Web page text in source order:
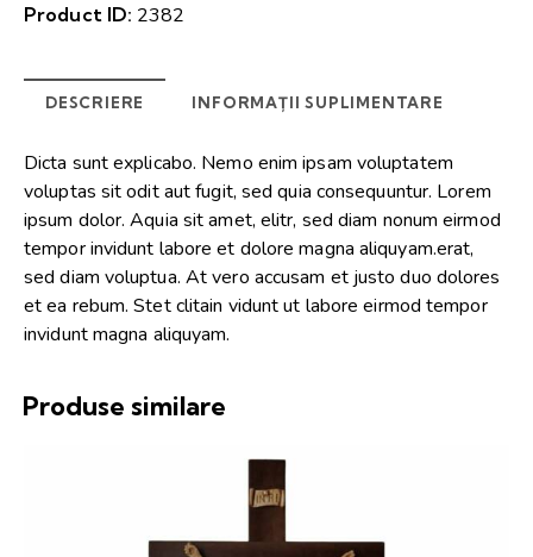
Product ID: 2382
DESCRIERE INFORMAȚII SUPLIMENTARE
Dicta sunt explicabo. Nemo enim ipsam voluptatem
voluptas sit odit aut fugit, sed quia consequuntur. Lorem
ipsum dolor. Aquia sit amet, elitr, sed diam nonum eirmod
tempor invidunt labore et dolore magna aliquyam.erat,
sed diam voluptua. At vero accusam et justo duo dolores
et ea rebum. Stet clitain vidunt ut labore eirmod tempor
invidunt magna aliquyam.
Produse similare